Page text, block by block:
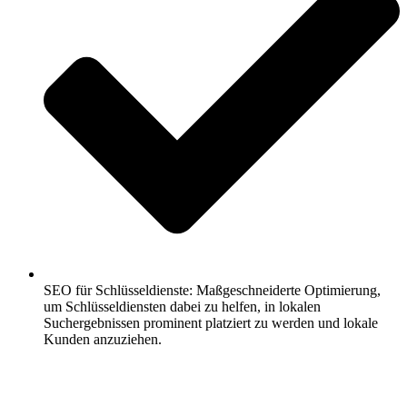
SEO für Schlüsseldienste: Maßgeschneiderte Optimierung,
um Schlüsseldiensten dabei zu helfen, in lokalen
Suchergebnissen prominent platziert zu werden und lokale
Kunden anzuziehen.